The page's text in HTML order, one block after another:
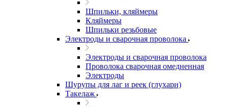
Шпильки, кляймеры
Кляймеры
Шпильки резьбовые
Электроды и сварочная проволока
Электроды и сварочная проволока
Проволока сварочная омедненная
Электроды
Шурупы для лаг и реек (глухари)
Такелаж